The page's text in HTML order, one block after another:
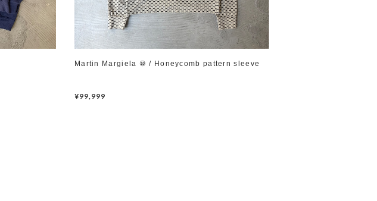
Martin Margiela ⑩ / Honeycomb pattern sleeve
¥99,999